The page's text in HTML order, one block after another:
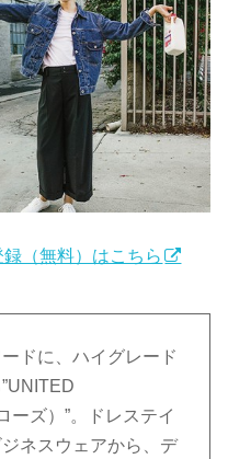
（無料）はこちら
ドに、ハイグレード
ーズ）”。ドレステイ
ネスウェアから、デ